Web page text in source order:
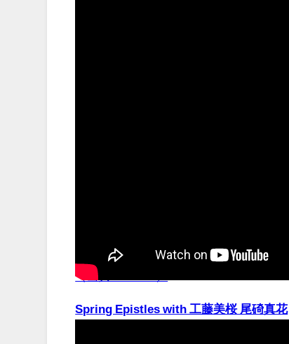
（出典 Youtube）
Spring Epistles with 工藤美桜 尾碕真花